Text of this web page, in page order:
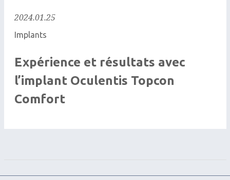
2024.01.25
Implants
Expérience et résultats avec
l’implant Oculentis Topcon
Comfort